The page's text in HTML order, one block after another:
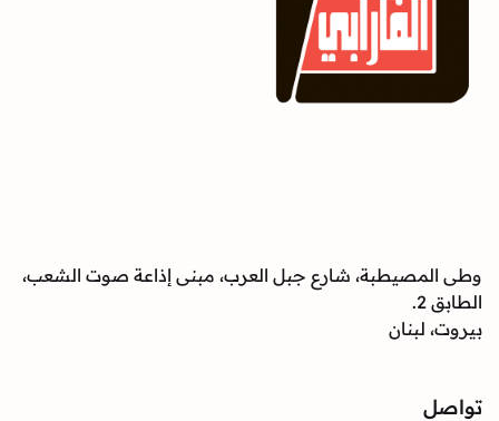
وطى المصيطبة، شارع جبل العرب، مبنى إذاعة صوت الشعب،
الطابق 2.
بيروت، لبنان
تواصل